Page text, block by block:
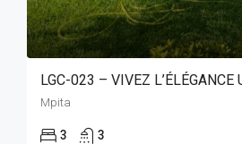
LGC-023 – VIVEZ L’ÉLÉGANCE
Mpita
3 3